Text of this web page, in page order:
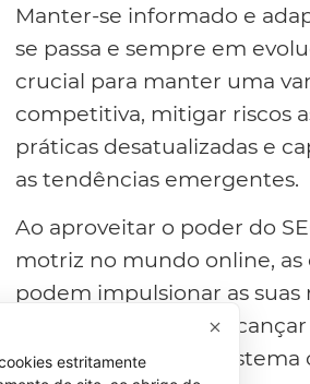
Manter-se informado e
se passa e sempre em
crucial para manter uma
competitiva, mitigar riscos
práticas desatualizadas e
as tendências emergentes.
Ao aproveitar o poder do
motriz no mundo online, as
podem impulsionar as suas
novos patamares e
sustentado no ecossistema
estritamente